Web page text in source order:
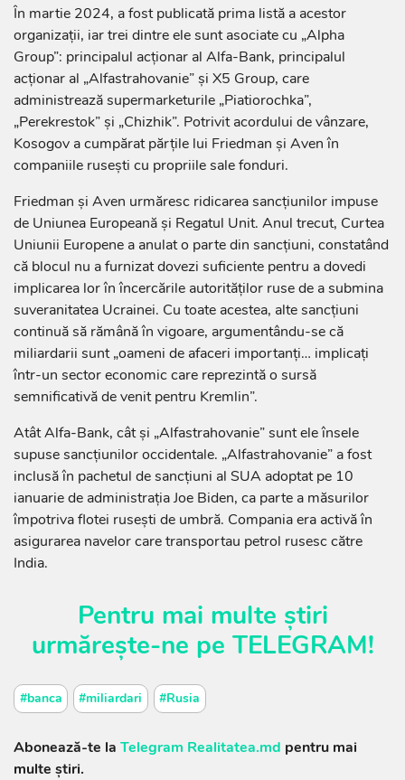
În martie 2024, a fost publicată prima listă a acestor
organizații, iar trei dintre ele sunt asociate cu „Alpha
Group”: principalul acționar al Alfa-Bank, principalul
acționar al „Alfastrahovanie” și X5 Group, care
administrează supermarketurile „Piatiorochka”,
„Perekrestok” și „Chizhik”. Potrivit acordului de vânzare,
Kosogov a cumpărat părțile lui Friedman și Aven în
companiile rusești cu propriile sale fonduri.
Friedman și Aven urmăresc ridicarea sancțiunilor impuse
de Uniunea Europeană și Regatul Unit. Anul trecut, Curtea
Uniunii Europene a anulat o parte din sancțiuni, constatând
că blocul nu a furnizat dovezi suficiente pentru a dovedi
implicarea lor în încercările autorităților ruse de a submina
suveranitatea Ucrainei. Cu toate acestea, alte sancțiuni
continuă să rămână în vigoare, argumentându-se că
miliardarii sunt „oameni de afaceri importanți… implicați
într-un sector economic care reprezintă o sursă
semnificativă de venit pentru Kremlin”.
Atât Alfa-Bank, cât și „Alfastrahovanie” sunt ele însele
supuse sancțiunilor occidentale. „Alfastrahovanie” a fost
inclusă în pachetul de sancțiuni al SUA adoptat pe 10
ianuarie de administrația Joe Biden, ca parte a măsurilor
împotriva flotei rusești de umbră. Compania era activă în
asigurarea navelor care transportau petrol rusesc către
India.
Pentru mai multe știri
urmărește-ne pe TELEGRAM!
#banca #miliardari #Rusia
Abonează-te la Telegram Realitatea.md pentru mai
multe știri.